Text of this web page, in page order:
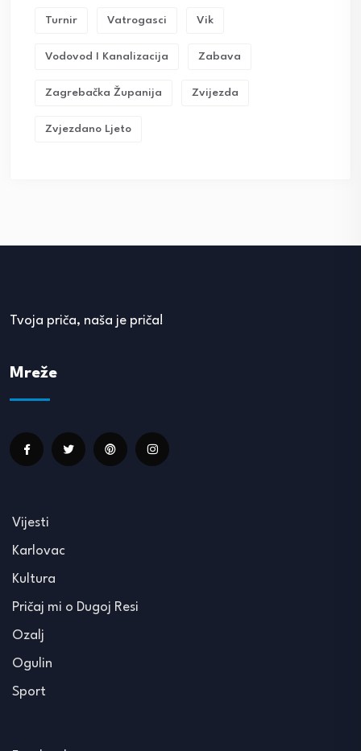
Turnir Vatrogasci Vik
Vodovod I Kanalizacija Zabava
Zagrebačka Županija Zvijezda
Zvjezdano Ljeto
Tvoja priča, naša je priča!
Mreže
Vijesti
Karlovac
Kultura
Pričaj mi o Dugoj Resi
Ozalj
Ogulin
Sport